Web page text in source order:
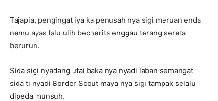
Tajapia, pengingat iya ka penusah nya sigi meruan enda
nemu ayas lalu ulih becherita enggau terang sereta
berurun.
Sida sigi nyadang utai baka nya nyadi laban semangat
sida ti nyadi Border Scout maya nya sigi tampak selalu
dipeda munsuh.